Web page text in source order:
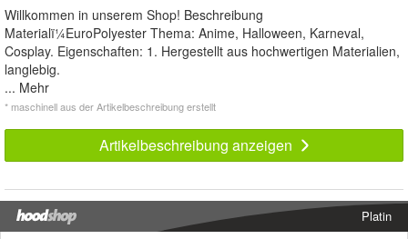
Willkommen in unserem Shop! Beschreibung
Materialï¼EuroPolyester Thema: Anime, Halloween, Karneval,
Cosplay. Eigenschaften: 1. Hergestellt aus hochwertigen Materialien,
langlebig.
... Mehr
* maschinell aus der Artikelbeschreibung erstellt
Artikelbeschreibung anzeigen
Platin